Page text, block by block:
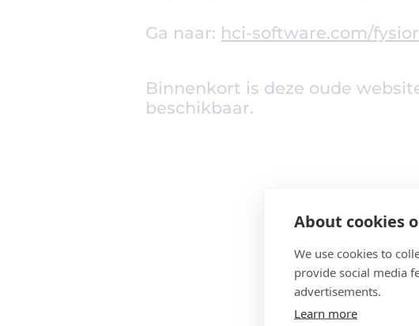
About cookies
We use cookies to
provide social media
advertisements.
Learn more
Ga naar: hci-software.com/
Binnenkort is deze oude
beschikbaar.